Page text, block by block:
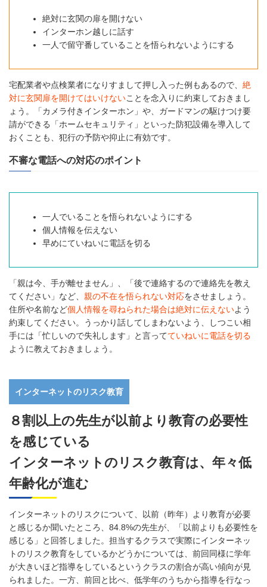
絶対に玄関の扉を開けない
インターホン越しに話す
一人で留守番していることを悟られないようにする
宅配業者や点検業者になりすまして押し入った例もあるので、 絶
対に玄関扉を開けてはいけないことを念入りに約束しておきまし
ょう。「カメラ付きインターホン」や、ガードマンの駆けつけ要
請ができる「ホームセキュリティ」といった防犯設備を導入して
おくことも、犯行の予防や抑止に有効です。
不審な電話への対応のポイント
一人でいることを悟られないようにする
個人情報を伝えない
早めにていねいに電話を切る
「親は今、手が離せません」、「後で連絡するので連絡先を教え
てください」など、 親の不在を悟られない対応をさせましょう。
住所や名前など個人情報を尋ねられた場合は絶対に伝えないよう
約束してください。うっかり話してしまわないよう、しつこい相
手には「忙しいので失礼します」と言ってていねいに電話を切る
ように教えておきましょう。
インターネットのリスク教育
８割以上の先生が以前より教育の必要性
を感じている
インターネットのリスク教育は、年々低
年齢化が進む
インターネットのリスクについて、以前（昨年）より教育が必要
と感じるか聞いたところ、84.8%の先生が、「以前よりも必要性を
感じる」と回答しました。担当するクラスで実際にインターネッ
トのリスク教育をしているかどうかについては、前回同様に学年
が大きいほど指導をしているというクラスの割合が高い傾向が見
られました。一方、前回と比べ、低学年のうちから指導を行なっ